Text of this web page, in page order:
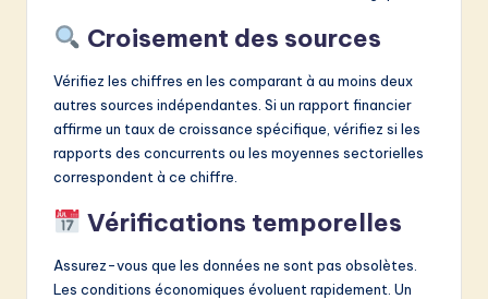
Croisement des sources
Vérifiez les chiffres en les comparant à au moins deux
autres sources indépendantes. Si un rapport financier
affirme un taux de croissance spécifique, vérifiez si les
rapports des concurrents ou les moyennes sectorielles
correspondent à ce chiffre.
Vérifications temporelles
Assurez-vous que les données ne sont pas obsolètes.
Les conditions économiques évoluent rapidement. Un